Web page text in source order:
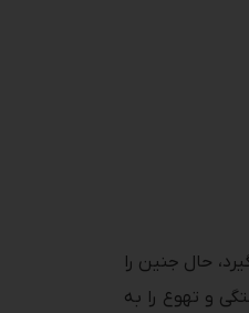
حال جنین را
و تهوع را به